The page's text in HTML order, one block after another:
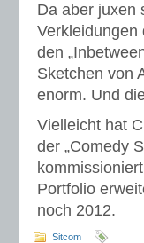
Da aber juxen
Verkleidungen
den
Sketchen von
enorm. Und
Vielleicht hat
der „Comedy
Portfolio
noch 2012.
Sitcom